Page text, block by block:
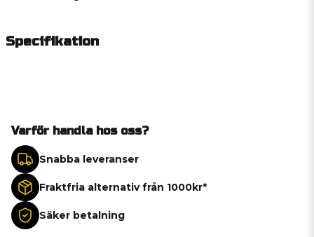
Specifikation
Varför handla hos oss?
Snabba leveranser
Fraktfria alternativ från 1000kr*
Säker betalning